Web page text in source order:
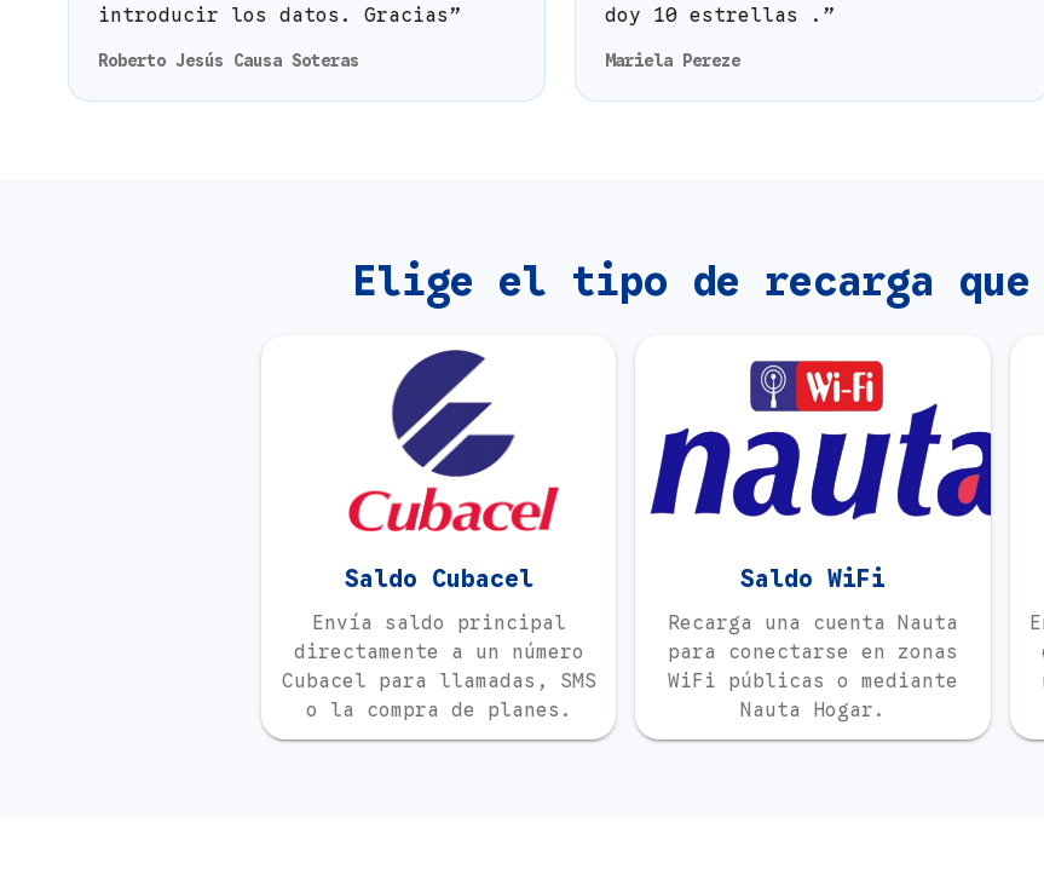
introducir los datos. Gracias”
Roberto Jesús Causa Soteras
doy 10 estrellas .”
Mariela Pereze
Elige el tipo de recarga que
Saldo Cubacel
Envía saldo principal
directamente a un número
Cubacel para llamadas, SMS
o la compra de planes.
Saldo WiFi
Recarga una cuenta Nauta
para conectarse en zonas
WiFi públicas o mediante
Nauta Hogar.